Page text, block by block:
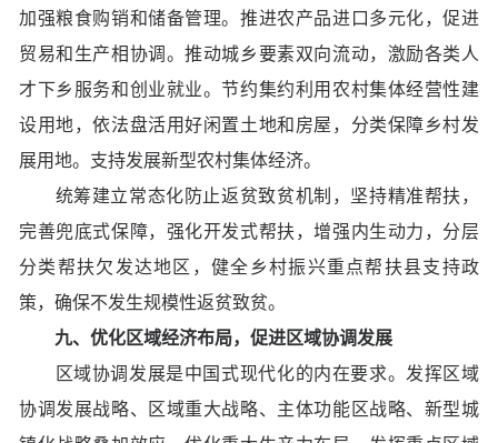
加强粮食购销和储备管理。推进农产品进口多元化，促进
贸易和生产相协调。推动城乡要素双向流动，激励各类人
才下乡服务和创业就业。节约集约利用农村集体经营性建
设用地，依法盘活用好闲置土地和房屋，分类保障乡村发
展用地。支持发展新型农村集体经济。
统筹建立常态化防止返贫致贫机制，坚持精准帮扶，
完善兜底式保障，强化开发式帮扶，增强内生动力，分层
分类帮扶欠发达地区，健全乡村振兴重点帮扶县支持政
策，确保不发生规模性返贫致贫。
九、优化区域经济布局，促进区域协调发展
区域协调发展是中国式现代化的内在要求。发挥区域
协调发展战略、区域重大战略、主体功能区战略、新型城